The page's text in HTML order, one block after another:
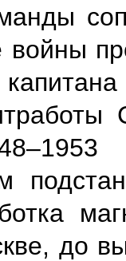
войны
до